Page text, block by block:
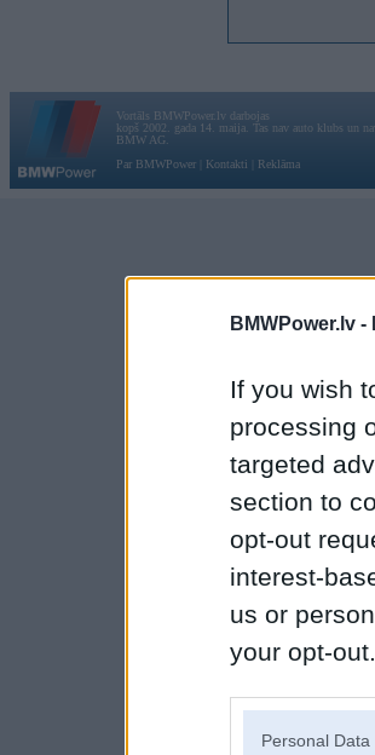
BMWPower.lv -
If you wish
processing
targeted
section to
opt-out
interest-
us or
your opt-
Personal
Vortāls BMWPower.lv darbojas
kopš 2002. gada 14. maija. Tas nav auto klubs un
BMW AG.
Par BMWPower
Kontakti Reklāma